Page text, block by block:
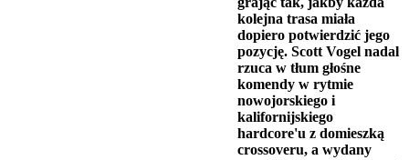
kolejna trasa miała
dopiero potwierdzić jego
pozycję. Scott Vogel nadal
rzuca w tłum głośne
komendy w rytmie
nowojorskiego i
kalifornijskiego
hardcore'u z domieszką
crossoveru, a wydany